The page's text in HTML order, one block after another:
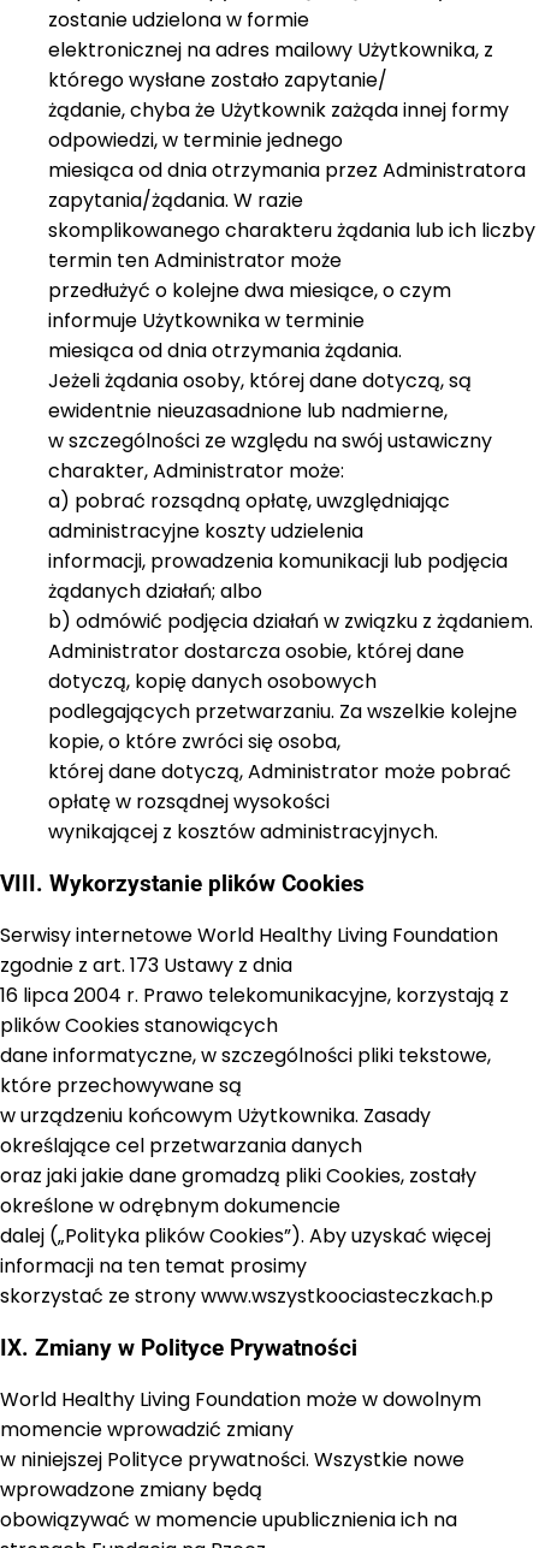
zostanie udzielona w formie
elektronicznej na adres mailowy Użytkownika, z
którego wysłane zostało zapytanie/
żądanie, chyba że Użytkownik zażąda innej formy
odpowiedzi, w terminie jednego
miesiąca od dnia otrzymania przez Administratora
zapytania/żądania. W razie
skomplikowanego charakteru żądania lub ich liczby
termin ten Administrator może
przedłużyć o kolejne dwa miesiące, o czym
informuje Użytkownika w terminie
miesiąca od dnia otrzymania żądania.
Jeżeli żądania osoby, której dane dotyczą, są
ewidentnie nieuzasadnione lub nadmierne,
w szczególności ze względu na swój ustawiczny
charakter, Administrator może:
a) pobrać rozsądną opłatę, uwzględniając
administracyjne koszty udzielenia
informacji, prowadzenia komunikacji lub podjęcia
żądanych działań; albo
b) odmówić podjęcia działań w związku z żądaniem.
Administrator dostarcza osobie, której dane
dotyczą, kopię danych osobowych
podlegających przetwarzaniu. Za wszelkie kolejne
kopie, o które zwróci się osoba,
której dane dotyczą, Administrator może pobrać
opłatę w rozsądnej wysokości
wynikającej z kosztów administracyjnych.
VIII. Wykorzystanie plików Cookies
Serwisy internetowe World Healthy Living Foundation
zgodnie z art. 173 Ustawy z dnia
16 lipca 2004 r. Prawo telekomunikacyjne, korzystają z
plików Cookies stanowiących
dane informatyczne, w szczególności pliki tekstowe,
które przechowywane są
w urządzeniu końcowym Użytkownika. Zasady
określające cel przetwarzania danych
oraz jaki jakie dane gromadzą pliki Cookies, zostały
określone w odrębnym dokumencie
dalej („Polityka plików Cookies”). Aby uzyskać więcej
informacji na ten temat prosimy
skorzystać ze strony www.wszystkoociasteczkach.p
IX. Zmiany w Polityce Prywatności
World Healthy Living Foundation może w dowolnym
momencie wprowadzić zmiany
w niniejszej Polityce prywatności. Wszystkie nowe
wprowadzone zmiany będą
obowiązywać w momencie upublicznienia ich na